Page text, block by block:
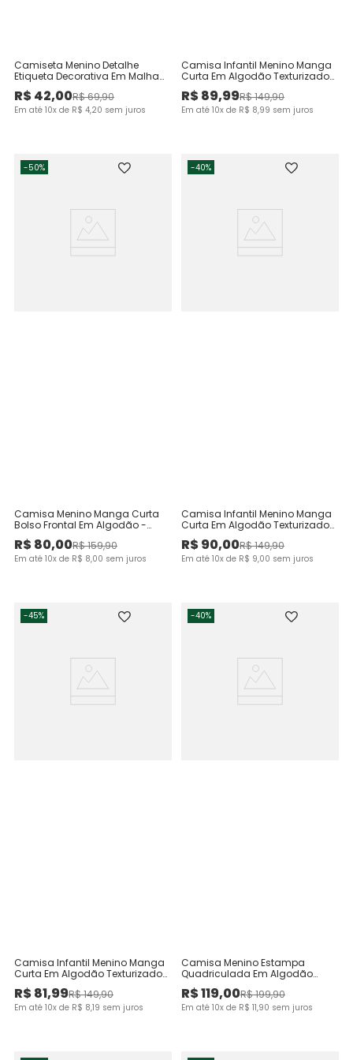
Camiseta Menino Detalhe
Etiqueta Decorativa Em Malha
Mesclada - Carinhoso
R$42,00R$69,90
Em até 10x de R$ 4,20 sem juros
Camisa Infantil Menino Manga
Curta Em Algodão Texturizado
Malwee Kids
R$89,99R$149,90
Em até 10x de R$ 8,99 sem juros
-50%
Camisa Menino Manga Curta
Bolso Frontal Em Algodão -
Carinhoso
R$80,00R$159,90
Em até 10x de R$ 8,00 sem juros
-40%
Camisa Infantil Menino Manga
Curta Em Algodão Texturizado
Malwee Kids
R$90,00R$149,90
Em até 10x de R$ 9,00 sem juros
-45%
Camisa Infantil Menino Manga
Curta Em Algodão Texturizado
Malwee Kids
R$81,99R$149,90
Em até 10x de R$ 8,19 sem juros
-40%
Camisa Menino Estampa
Quadriculada Em Algodão
Texturizado - Carinhoso
R$119,00R$199,90
Em até 10x de R$ 11,90 sem juros